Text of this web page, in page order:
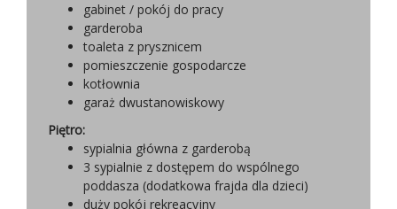
gabinet / pokój do pracy
garderoba
toaleta z prysznicem
pomieszczenie gospodarcze
kotłownia
garaż dwustanowiskowy
Piętro:
sypialnia główna z garderobą
3 sypialnie z dostępem do wspólnego
poddasza (dodatkowa frajda dla dzieci)
duży pokój rekreacyjny